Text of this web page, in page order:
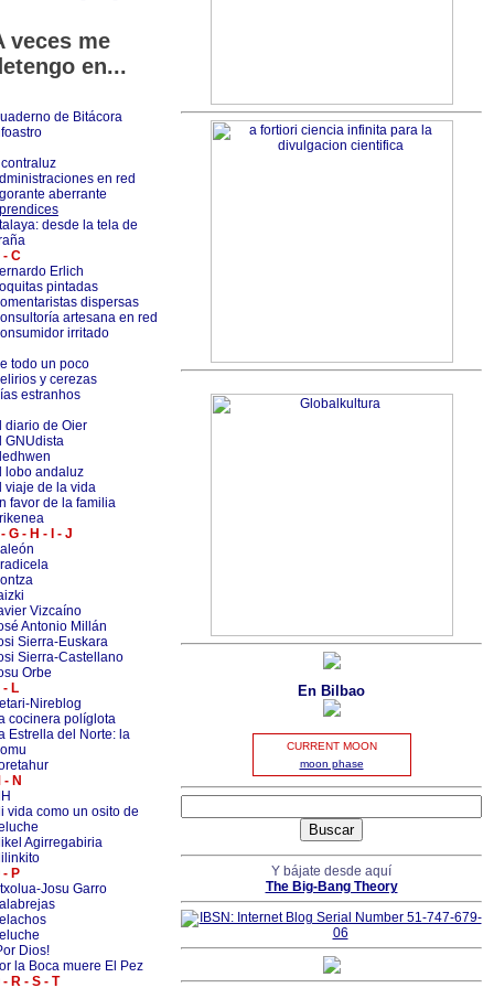
veces me
en...
de Bitácora
contraluz
en red
aberrante
desde la tela de
- C
Erlich
pintadas
dispersas
artesana en red
irritado
todo un poco
y cerezas
estranhos
diario de Oier
GNUdista
lobo andaluz
viaje de la vida
favor de la familia
G - H - I - J
Vizcaíno
Antonio Millán
Sierra-Euskara
Sierra-Castellano
Orbe
- L
Nireblog
cocinera políglota
Estrella del Norte: la
- N
vida como un osito de
Agirregabiria
- P
Josu Garro
Dios!
la Boca muere El Pez
- R - S - T
En Bilbao
CURRENT MOON
moon phase
Y bájate desde aquí
The Big-Bang Theory